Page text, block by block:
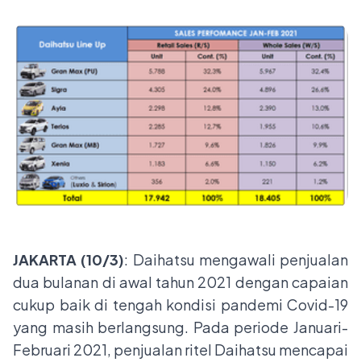
JAKARTA (10/3): Daihatsu mengawali penjualan
dua bulanan di awal tahun 2021 dengan capaian
cukup baik di tengah kondisi pandemi Covid-19
yang masih berlangsung. Pada periode Januari-
Februari 2021, penjualan ritel Daihatsu mencapai